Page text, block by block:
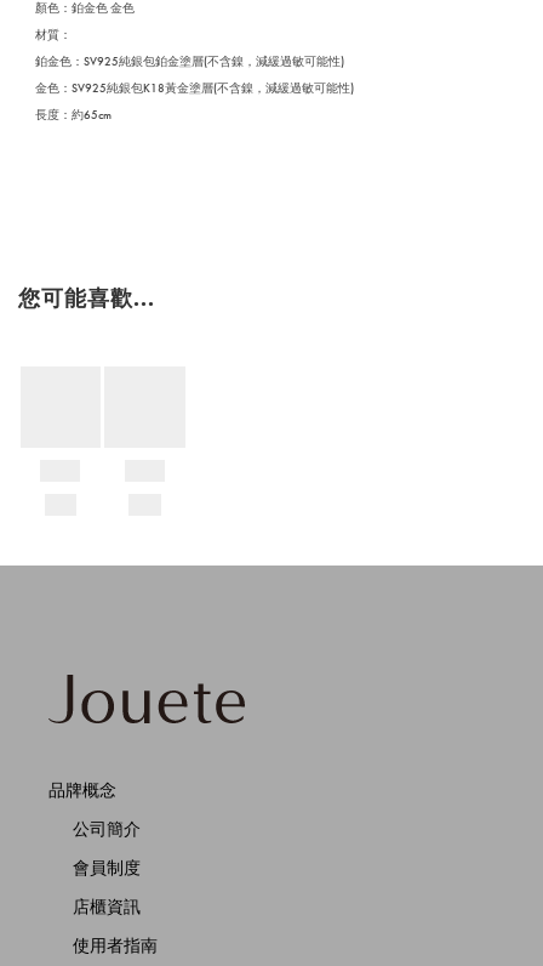
顏色：鉑金色 金色
材質：
鉑金色：SV925純銀包鉑金塗層(不含鎳，減緩過敏可能性)
金色：SV925純銀包K18黃金塗層(不含鎳，減緩過敏可能性)
長度：約65cm
您可能喜歡...
品牌概念
公司簡介
會員制度
店櫃資訊
使用者指南